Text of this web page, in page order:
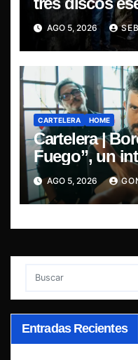
leyendas del
AGO 5, 2026
CARTELERA HOME
Cartelera |
Fuego”, un
pasión y la
AGO 5, 2026
Entradas Recientes